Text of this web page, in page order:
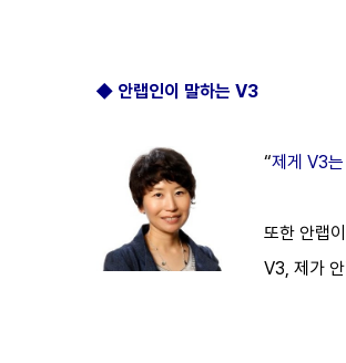
◆ 안랩인이 말하는 V3
“제게 V3
또한 안랩
V3, 제가